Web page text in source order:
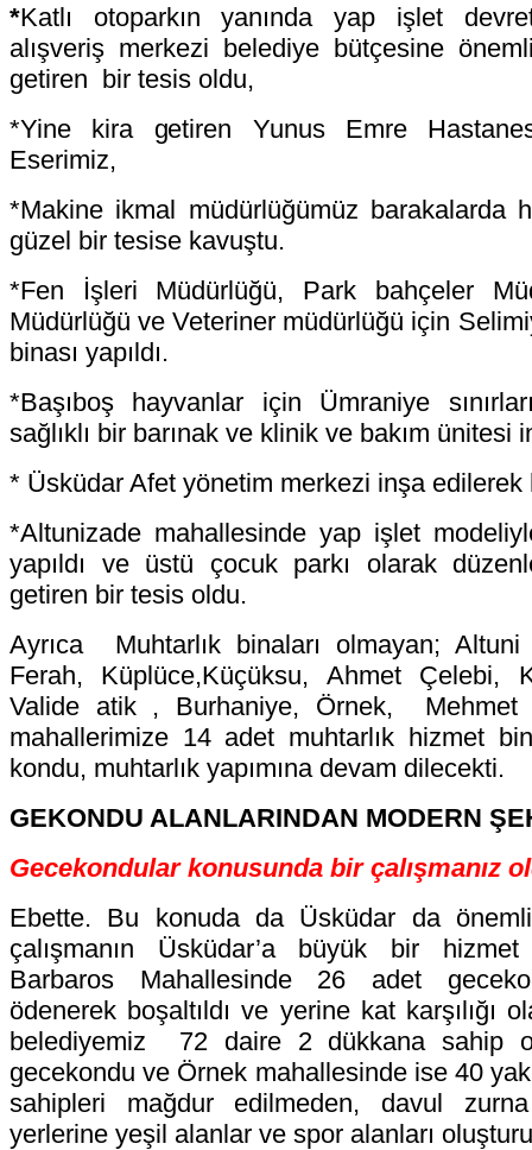
*Katlı otoparkın yanında yap işlet
alışveriş merkezi belediye bütçesine
getiren bir tesis oldu,
*Yine kira getiren Yunus Emre
Eserimiz,
*Makine ikmal müdürlüğümüz barakalarda
güzel bir tesise kavuştu.
*Fen İşleri Müdürlüğü, Park bahçeler
Müdürlüğü ve Veteriner müdürlüğü için
binası yapıldı.
*Başıboş hayvanlar için Ümraniye
sağlıklı bir barınak ve klinik ve bakım ünitesi
* Üsküdar Afet yönetim merkezi inşa
*Altunizade mahallesinde yap işlet
yapıldı ve üstü çocuk parkı olarak
getiren bir tesis oldu.
Ayrıca Muhtarlık binaları olmayan; Altuni
Ferah, Küplüce,Küçüksu, Ahmet Çelebi,
Valide atik , Burhaniye, Örnek, Mehmet
mahallerimize 14 adet muhtarlık hizmet
kondu, muhtarlık yapımına devam dilecekti.
GEKONDU ALANLARINDAN MODERN
Gecekondular konusunda bir çalışmanız
Ebette. Bu konuda da Üsküdar da
çalışmanın Üsküdar’a büyük bir hizmet
Barbaros Mahallesinde 26 adet
ödenerek boşaltıldı ve yerine kat karşılığı
belediyemiz 72 daire 2 dükkana sahip
gecekondu ve Örnek mahallesinde ise 40
sahipleri mağdur edilmeden, davul
yerlerine yeşil alanlar ve spor alanları